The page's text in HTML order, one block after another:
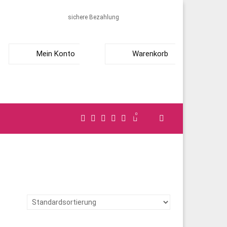
sichere Bezahlung
Mein Konto Warenkorb
0